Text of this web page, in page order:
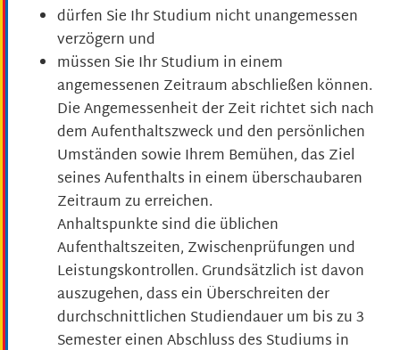
dürfen Sie Ihr Studium nicht unangemessen
verzögern und
müssen Sie Ihr Studium in einem
angemessenen Zeitraum abschließen können.
Die Angemessenheit der Zeit richtet sich nach
dem Aufenthaltszweck und den persönlichen
Umständen sowie Ihrem Bemühen, das Ziel
seines Aufenthalts in einem überschaubaren
Zeitraum zu erreichen.
Anhaltspunkte sind die üblichen
Aufenthaltszeiten, Zwischenprüfungen und
Leistungskontrollen. Grundsätzlich ist davon
auszugehen, dass ein Überschreiten der
durchschnittlichen Studiendauer um bis zu 3
Semester einen Abschluss des Studiums in